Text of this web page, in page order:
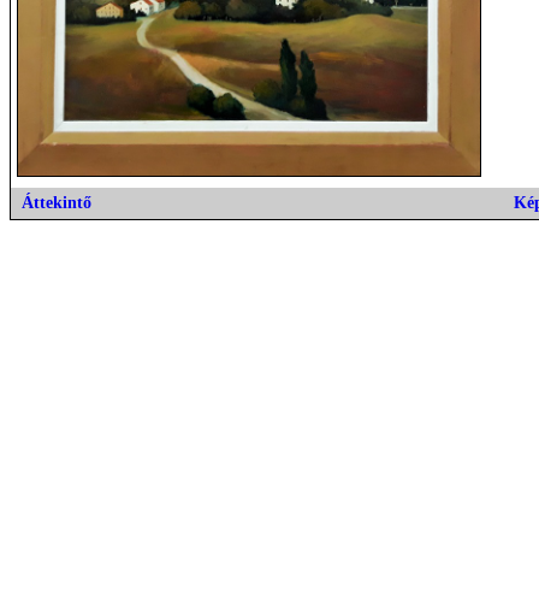
Áttekintő